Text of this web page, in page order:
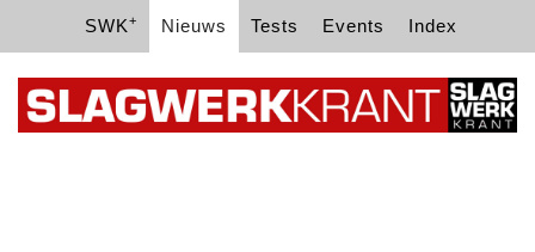
SWK+ Nieuws Tests Events Index